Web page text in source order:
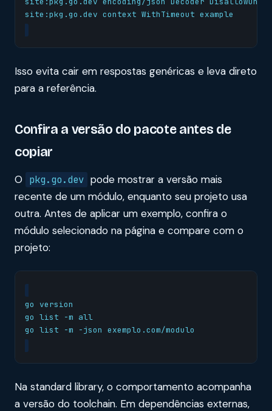
Isso evita cair em respostas genéricas e leva direto
para a referência.
Confira a versão do pacote antes de
copiar
O pkg.go.dev pode mostrar a versão mais
recente de um módulo, enquanto seu projeto usa
outra. Antes de aplicar um exemplo, confira o
módulo selecionado na página e compare com o
projeto:
Na standard library, o comportamento acompanha
a versão do toolchain. Em dependências externas,